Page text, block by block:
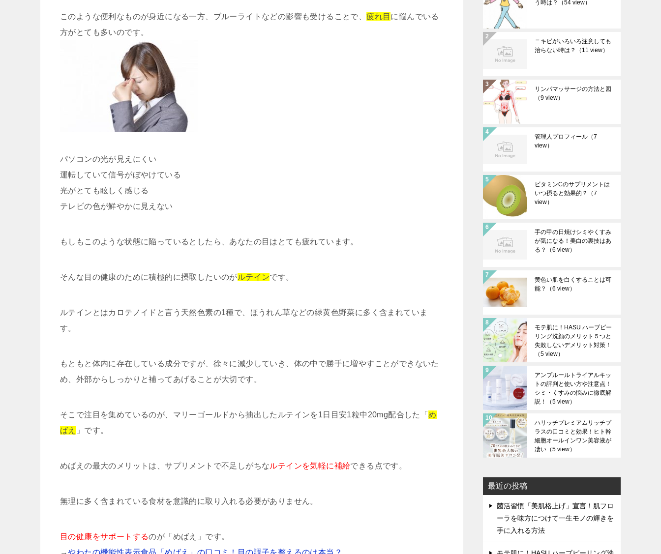
このような便利なものが身近になる一方、ブルーライトなどの影響も受けることで、疲れ目 に悩んでいる
方がとても多いのです。
パソコンの光が見えにくい
運転していて信号がぼやけている
光がとても眩しく感じる
テレビの色が鮮やかに見えない
もしもこのような状態に陥っているとしたら、あなたの目はとても疲れています。
そんな目の健康のために積極的に摂取したいのがルテインです。
ルテインとはカロテノイドと言う天然色素の1種で、ほうれん草などの緑黄色野菜に多く含まれていま
す。
もともと体内に存在している成分ですが、徐々に減少していき、体の中で勝手に増やすことができないた
め、外部からしっかりと補ってあげることが大切です。
そこで注目を集めているのが、マリーゴールドから抽出したルテインを1日目安1粒中20mg配合した「め
ばえ
」です。
めばえの最大のメリットは、サプリメントで不足しがちなルテインを気軽に補給できる点です。
無理に多く含まれている食材を意識的に取り入れる必要がありません。
目の健康をサポートするのが「めばえ」です。
→やわたの機能性表示食品「めばえ」の口コミ！目の調子を整えるのは本当？
う時は？ （54 view）
ニキビがいろいろ注意しても
治らない時は？
（11 view）
リンパマッサージの方法と図
（9 view）
管理人プロフィール （7
view）
ビタミンCのサプリメントは
いつ摂ると効果的？
（7
view）
手の甲の日焼けシミやくすみ
が気になる！美白の裏技はあ
る？
（6 view）
黄色い肌を白くすることは可
能？
（6 view）
モテ肌に！HASU ハーブピー
リング洗顔のメリット５つと
失敗しないデメリット対策！
（5 view）
アンプルールトライアルキッ
トの評判と使い方や注意点！
シミ・くすみの悩みに徹底解
説！
（5 view）
ハリッチプレミアムリッチプ
ラスの口コミと効果！ヒト幹
細胞オールインワン美容液が
凄い （5 view）
最近の投稿
菌活習慣「美肌格上げ」宣言！肌フロ
ーラを味方につけて一生モノの輝きを
手に入れる方法